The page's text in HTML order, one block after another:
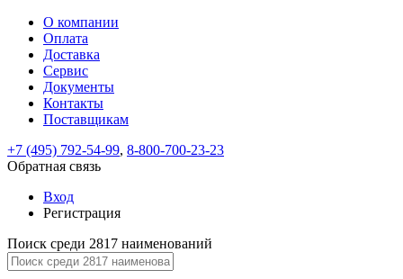
ВходРегистрация
Только
test@example.com
отправлена
по
ней
для
регистрации.
Ок
Только
Восстановление
пароля
Заполните
форму.
Мы
отправим
ссылку
на
указанный
электронный
адрес,
На
вашу
test@test.ru
отправлена
ссылка.
Перейдите
по
Введите
новый
пароль
Пароль
успешно
Войти
Обратная
связь
Сообщение
Ваше
сообщение
успешно
О компании
Оплата
Доставка
Сервис
Документы
Контакты
Поставщикам
+7 (495) 792-54-99, 8-800-700-23-23
Обратная связь
Вход
Регистрация
Поиск среди 2817 наименований